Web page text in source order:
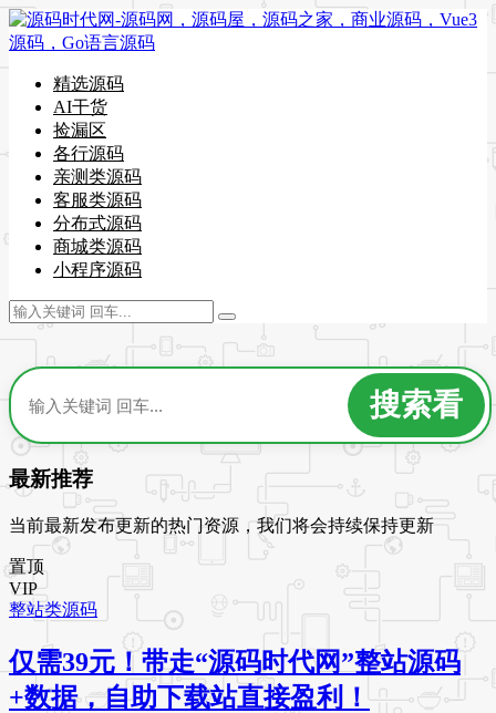
精选源码
AI干货
捡漏区
各行源码
亲测类源码
客服类源码
分布式源码
商城类源码
小程序源码
最新推荐
当前最新发布更新的热门资源，我们将会持续保持更新
置顶
VIP
整站类源码
仅需39元！带走“源码时代网”整站源码
+数据，自助下载站直接盈利！